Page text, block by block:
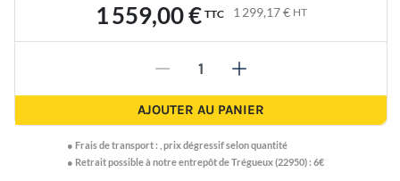
1 559,00 € TTC 1 299,17 € HT
- +
AJOUTER AU PANIER
● Frais de transport : prix dégressif selon quantité
● Retrait possible à notre entrepôt de Trégueux (22950) : 6€